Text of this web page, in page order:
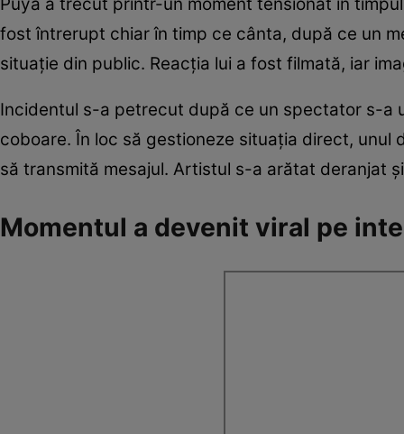
fost întrerupt chiar în timp ce cânta, după ce un
situație din public. Reacția lui a fost filmată, iar
Incidentul s-a petrecut după ce un spectator s-a
coboare. În loc să gestioneze situația direct, unul
să transmită mesajul. Artistul s-a arătat deranjat
Momentul a devenit viral pe